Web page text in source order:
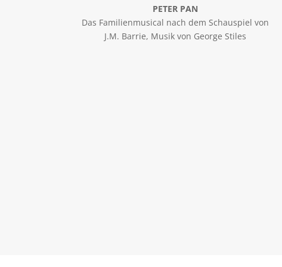
PETER PAN
Das Familienmusical nach dem Schauspiel von
J.M. Barrie, Musik von George Stiles